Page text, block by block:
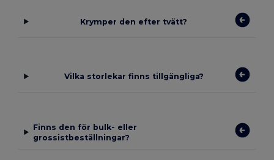
Krymper den efter tvätt?
Vilka storlekar finns tillgängliga?
Finns den för bulk- eller
grossistbeställningar?